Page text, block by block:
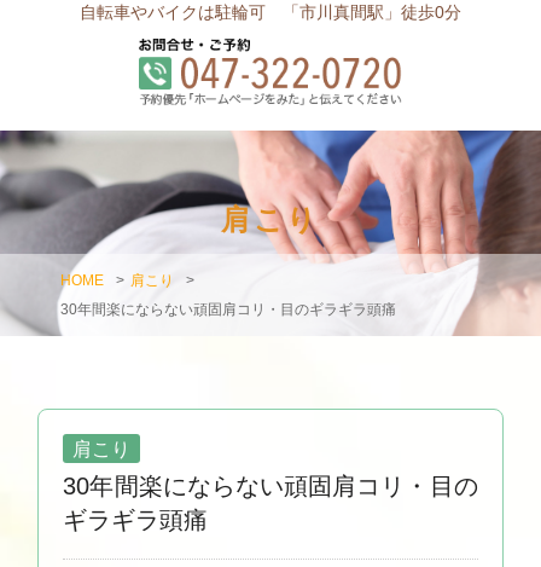
自転車やバイクは駐輪可 「市川真間駅」徒歩0分
肩こり
HOME > 肩こり
>
30年間楽にならない頑固肩コリ・目のギラギラ頭痛
肩こり
30年間楽にならない頑固肩コリ・目の
ギラギラ頭痛